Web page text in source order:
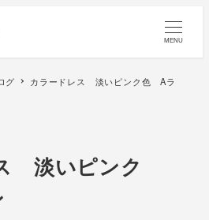
MENU
グ
カラードレス 淡いピンク色 Aラ
淡いピンク